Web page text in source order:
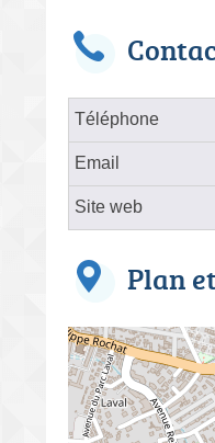
Téléphone
Email
Site web
Plan